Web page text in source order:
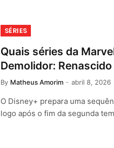
SÉRIES
Quais séries da
Demolidor:
By Matheus Amorim abril 8, 2026
O Disney+ prepara uma
logo após o fim da segunda